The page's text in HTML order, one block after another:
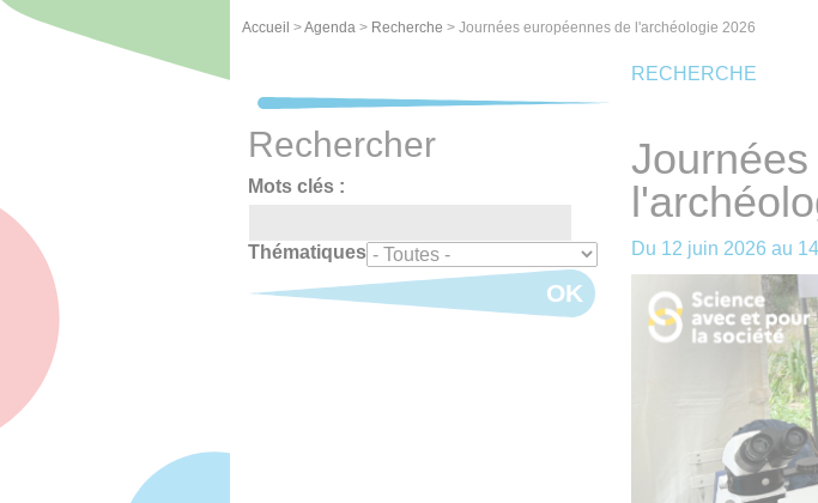
Accueil >Agenda > Recherche > Journées européennes de l'archéologie 2026
RECHERCHE
Du 12 juin 2026 au
Rechercher
Mots clés :
Thématiques
OK